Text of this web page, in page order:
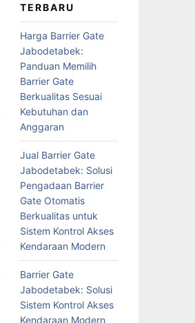
TERBARU
Harga Barrier Gate
Jabodetabek:
Panduan Memilih
Barrier Gate
Berkualitas Sesuai
Kebutuhan dan
Anggaran
Jual Barrier Gate
Jabodetabek: Solusi
Pengadaan Barrier
Gate Otomatis
Berkualitas untuk
Sistem Kontrol Akses
Kendaraan Modern
Barrier Gate
Jabodetabek: Solusi
Sistem Kontrol Akses
Kendaraan Modern